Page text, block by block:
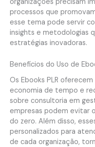
processos que
esse tema pode servir
insights e metodologias
estratégias inovadoras.
Benefícios do Uso de
Os Ebooks PLR
economia de tempo e
sobre consultoria em
empresas podem evitar
do zero. Além disso,
personalizados para
de cada organização,